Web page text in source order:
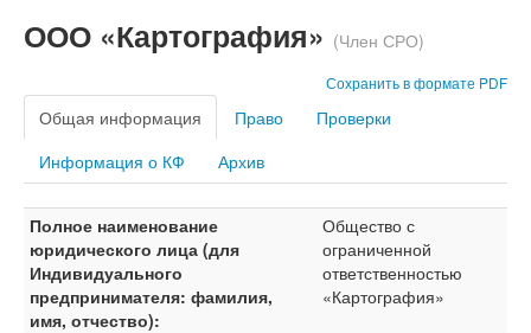
ООО «Картография» (Член СРО)
Сохранить в формате PDF
Общая информация Право
Проверки
Информация о КФ
Архив
Полное наименование
юридического лица (для
Индивидуального
предпринимателя: фамилия,
имя, отчество):
Общество с
ограниченной
ответственностью
«Картография»